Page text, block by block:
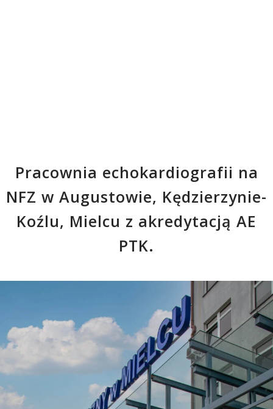
Pracownia echokardiografii na
NFZ w Augustowie, Kędzierzynie-
Koźlu, Mielcu z akredytacją AE
PTK.